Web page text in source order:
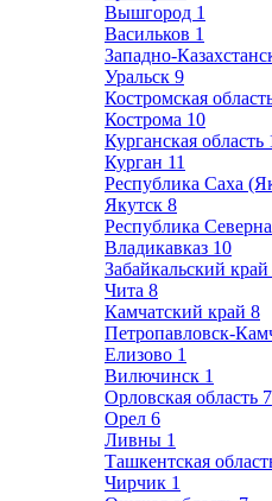
Вышгород 1
Васильков 1
Западно-
Уральск 9
Костромская
Кострома 10
Курганская область
Курган 11
Республика Саха
Якутск 8
Республика
Владикавказ 10
Забайкальский край
Чита 8
Камчатский край 8
Петропавловск-
Елизово 1
Вилючинск 1
Орловская область 7
Орел 6
Ливны 1
Ташкентская
Чирчик 1